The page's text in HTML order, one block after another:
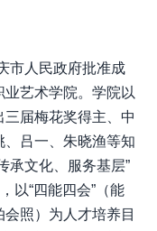
市人民政府批准成
艺术学院。学院以
届梅花奖得主、中
、吕一、朱晓渔等知
承文化、服务基层”
以“四能四会”（能
照）为人才培养目